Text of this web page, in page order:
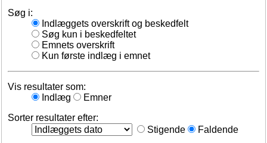
Søg i:
Indlæggets overskrift og beskedfelt
Søg kun i beskedfeltet
Emnets overskrift
Kun første indlæg i emnet
Vis resultater som:
Indlæg
Emner
Sorter resultater efter:
Stigende
Faldende